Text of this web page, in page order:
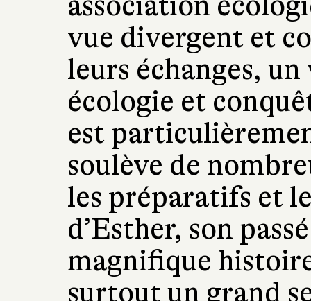
vue divergent et
leurs échanges,
écologie et
est
soulève de
les préparatifs et
d’Esther, son
magnifique
surtout un grand